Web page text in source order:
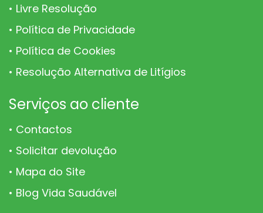
Livre Resolução
Política de Privacidade
Política de Cookies
Resolução Alternativa de Litígios
Serviços ao cliente
Contactos
Solicitar devolução
Mapa do Site
Blog Vida Saudável